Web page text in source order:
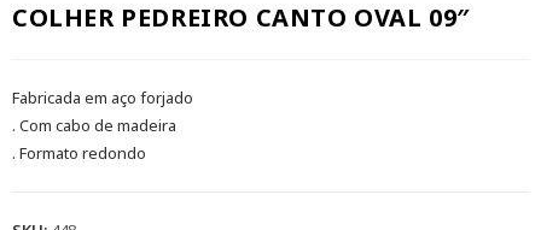
COLHER PEDREIRO CANTO OVAL 09″
Fabricada em aço forjado
. Com cabo de madeira
. Formato redondo